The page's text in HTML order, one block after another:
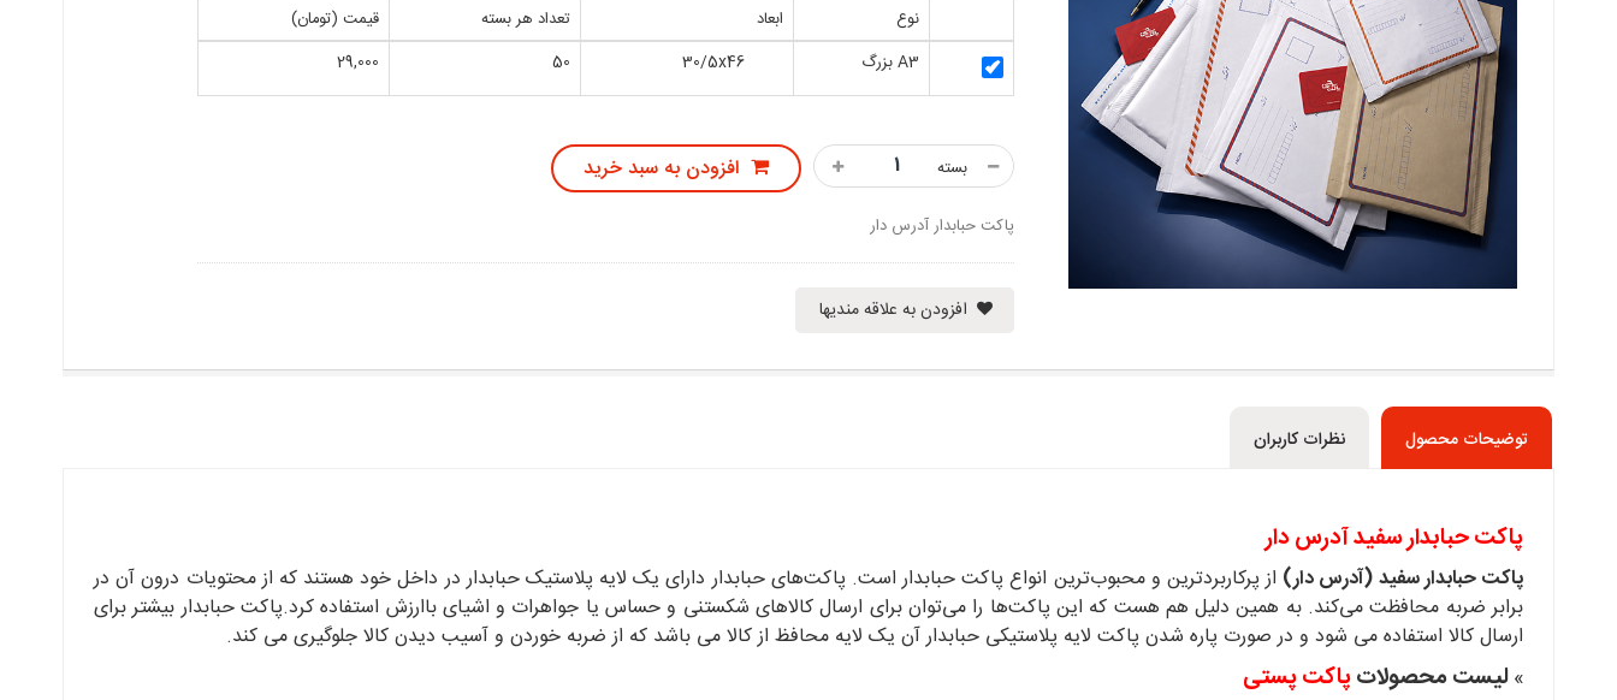
نوع ابعاد تعداد هر بسته
قیمت (تومان)
A3 بزرگ
30/5x46
50
29,000
بسته افزودن به سبد خرید
پاکت حبابدار آدرس دار
افزودن به علاقه مندیها
توضیحات محصول نظرات کاربران
پاکت حبابدار سفید آدرس‌ دار
پاکت حبابدار سفید (آدرس‌ دار) از پرکاربردترین و محبوب‌ترین انواع پاکت حبابدار است. پاکت‌های حبابدار دارای یک لایه پلاستیک حبابدار در داخل خود هستند که از محتویات درون آن در
برابر ضربه محافظت می‌کند. به همین دلیل هم هست که این پاکت‌ها را می‌توان برای ارسال کالاهای شکستنی و حساس یا جواهرات و اشیای باارزش استفاده کرد.پاکت حبابدار بیشتر برای
ارسال کالا استفاده می شود و در صورت پاره شدن پاکت لایه پلاستیکی حبابدار آن یک لایه محافظ از کالا می باشد که از ضربه خوردن و آسیب دیدن کالا جلوگیری می کند.
»لیست محصولاتپاکت پستی